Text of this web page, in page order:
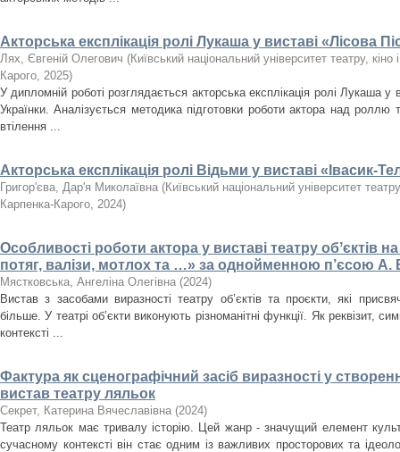
Акторська експлікація ролі Лукаша у виставі «Лісова
Лях, Євгеній Олегович (Київський національний університет театру,
Карого, 2025)
У дипломній роботі розглядається акторська експлікація ролі Лукаша у
Українки. Аналізується методика підготовки роботи актора над роллю
втілення ...
Акторська експлікація ролі Відьми у виставі «Івасик-
Григор'єва, Дар'я Миколаївна (Київський національний університет
Карпенка-Карого, 2024)
Особливості роботи актора у виставі театру обʼєктів
потяг, валізи, мотлох та …» за однойменною п’єсою А.
Мястковська, Ангеліна Олегівна (2024)
Вистав з засобами виразності театру об’єктів та проєкти, які
більше. У театрі об’єкти виконують різноманітні функції. Як реквізит,
контексті ...
Фактура як сценографічний засіб виразності у
вистав театру ляльок
Секрет, Катерина Вячеславівна (2024)
Театр ляльок має тривалу історію. Цей жанр - значущий елемент
сучасному контексті він стає одним із важливих просторових та